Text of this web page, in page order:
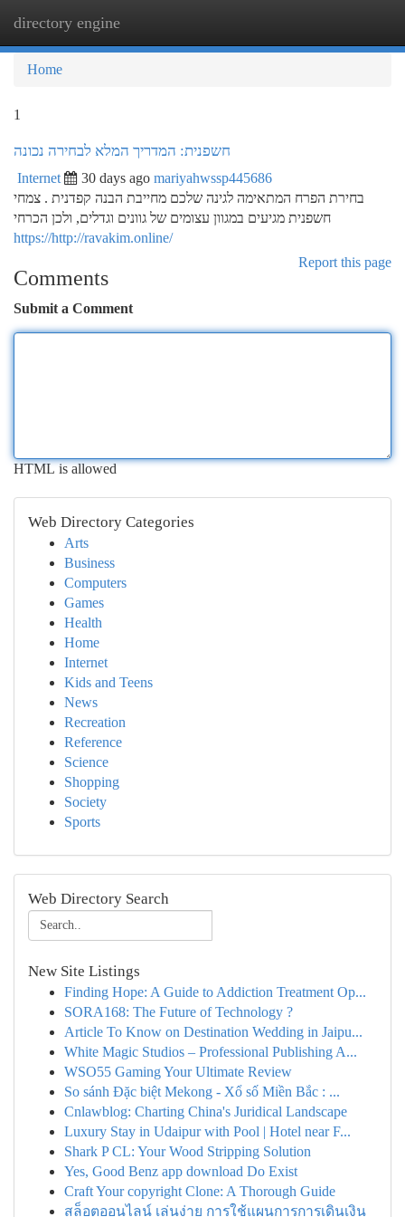
directory engine
Home
1
חשפנית: המדריך המלא לבחירה נכונה
Internet 30 days ago mariyahwssp445686
בחירת הפרח המתאימה לגינה שלכם מחייבת הבנה קפדנית . צמחי
חשפנית מגיעים במגוון עצומים של גוונים וגדלים, ולכן הכרחי
https://http://ravakim.online/
Report this page
Comments
Submit a Comment
HTML is allowed
Web Directory Categories
Arts
Business
Computers
Games
Health
Home
Internet
Kids and Teens
News
Recreation
Reference
Science
Shopping
Society
Sports
Web Directory Search
New Site Listings
Finding Hope: A Guide to Addiction Treatment Op...
SORA168: The Future of Technology ?
Article To Know on Destination Wedding in Jaipu...
White Magic Studios – Professional Publishing A...
WSO55 Gaming Your Ultimate Review
So sánh Đặc biệt Mekong - Xổ số Miền Bắc : ...
Cnlawblog: Charting China's Juridical Landscape
Luxury Stay in Udaipur with Pool | Hotel near F...
Shark P CL: Your Wood Stripping Solution
Yes, Good Benz app download Do Exist
Craft Your copyright Clone: A Thorough Guide
สล็อตออนไลน์ เล่นง่าย การใช้แผนการการเดินเงิน